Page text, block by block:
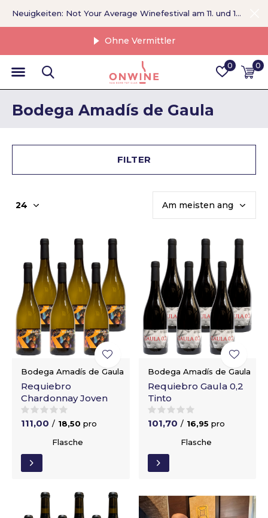
0 0
Ohne Vermittler
Neuigkeiten: Not Your Average Winefestival am 11. und 12. September >
Bodega Amadís de Gaula
FILTER
Bodega Amadís de Gaula
Requiebro
Chardonnay Joven
111,00 / 18,50 pro
Flasche
Bodega Amadís de Gaula
Requiebro Gaula 0,2
Tinto
101,70 / 16,95 pro
Flasche